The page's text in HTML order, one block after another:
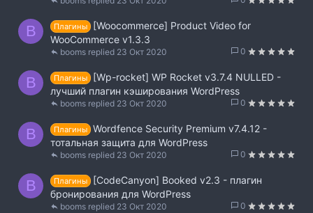
B Плагины
[Woocommerce] Product Video for
WooCommerce v1.3.3
0
23 Окт 2020
booms
B Плагины
[Wp-rocket] WP Rocket v3.7.4 NULLED -
лучший плагин кэширования WordPress
0
23 Окт 2020
booms
B Плагины Wordfence Security Premium v7.4.12 -
тотальная защита для WordPress
0
23 Окт 2020
booms
B Плагины
[CodeCanyon] Booked v2.3 - плагин
бронирования для WordPress
0
23 Окт 2020
booms